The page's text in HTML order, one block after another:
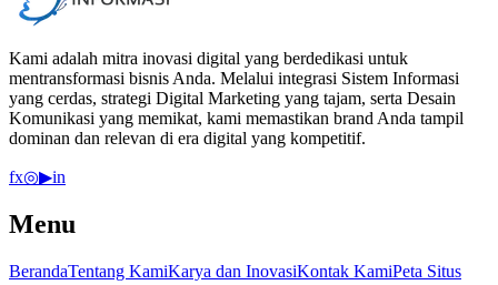
Kami adalah mitra inovasi digital yang berdedikasi untuk
mentransformasi bisnis Anda. Melalui integrasi Sistem Informasi
yang cerdas, strategi Digital Marketing yang tajam, serta Desain
Komunikasi yang memikat, kami memastikan brand Anda tampil
dominan dan relevan di era digital yang kompetitif.
fx◎▶in
Menu
BerandaTentang KamiKarya dan InovasiKontak KamiPeta Situs